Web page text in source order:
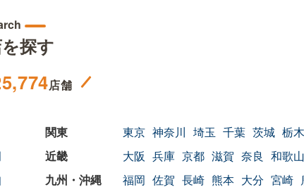
探す
店舗
東京 神奈川 埼玉 千葉 茨城 栃木
大阪 兵庫 京都 滋賀 奈良 和歌山
福岡 佐賀 長崎 熊本 大分 宮崎